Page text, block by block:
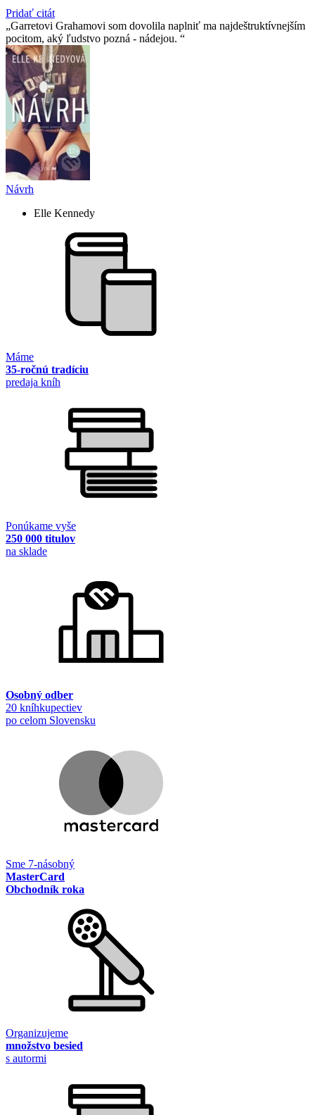
Pridať citát
Garretovi Grahamovi som dovolila naplniť ma najdeštruktívnejším
pocitom, aký ľudstvo pozná - nádejou.
Návrh
Elle Kennedy
Máme
35-ročnú tradíciu
predaja kníh
Ponúkame vyše
250 000 titulov
na sklade
Osobný odber
20 kníhkupectiev
po celom Slovensku
Sme 7-násobný
MasterCard
Obchodník roka
Organizujeme
množstvo besied
s autormi